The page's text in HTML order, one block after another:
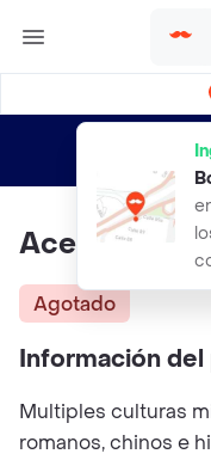
envíos
Aceite
Agotado
Información
Multiples culturas
romanos, chinos e